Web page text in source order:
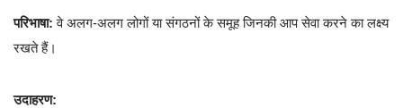
परिभाषा: वे अलग-अलग लोगों या संगठनों के समूह जिनकी आप सेवा करने का लक्ष्य
रखते हैं।
उदाहरण: